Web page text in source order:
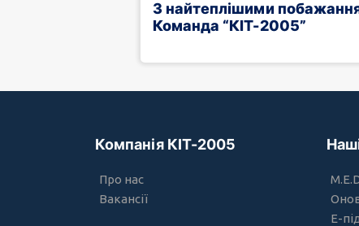
З найтеплішими
Команда “КІТ-2005”
Компанія КІТ-2005
Про нас
Вакансії
Е-